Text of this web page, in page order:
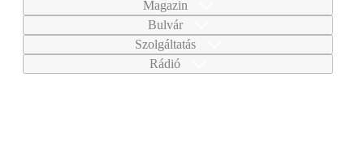
Magazin
Bulvár
Szolgáltatás
Rádió